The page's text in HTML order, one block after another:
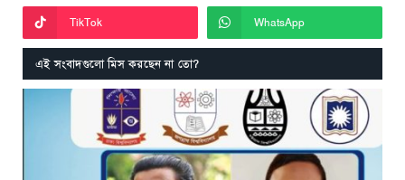
TikTok WhatsApp
এই সংবাদগুলো মিস করছেন না তো?